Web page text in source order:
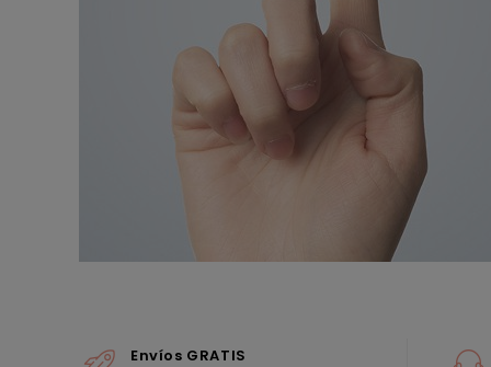
Envíos GRATIS